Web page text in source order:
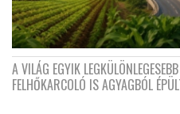
A VILÁG EGYIK
FELHŐKARCOLÓ IS AGYAGBÓL